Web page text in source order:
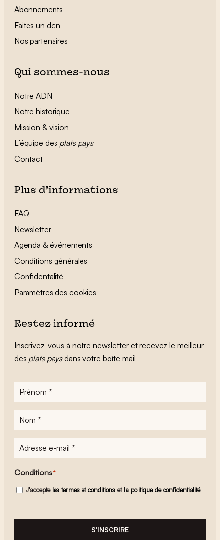
Abonnements
Faites un don
Nos partenaires
Qui sommes-nous
Notre ADN
Notre historique
Mission & vision
L’équipe des plats pays
Contact
Plus d’informations
FAQ
Newsletter
Agenda & événements
Conditions générales
Confidentalité
Paramètres des cookies
Restez informé
Inscrivez-vous à notre newsletter et recevez le meilleur
des plats paysdans votre boîte mail
Prénom
Nom
Adresse
e-
mail*
Conditions*
J'accepte les termes et conditions et la politique de confidentialité
S'INSCRIRE